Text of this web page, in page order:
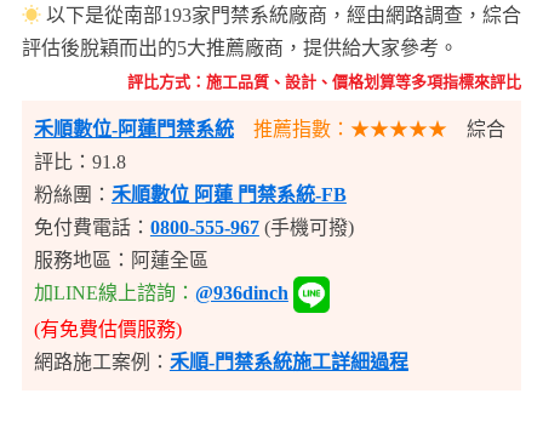
☀以下是從南部193家門禁系統廠商，經由網路調查，綜合
評估後脫穎而出的5大推薦廠商，提供給大家參考。
評比方式：施工品質、設計、價格划算等多項指標來評比
禾順數位-阿蓮門禁系統 推薦指數：★★★★★
綜合
評比：91.8
粉絲團： 禾順數位 阿蓮 門禁系統-FB
免付費電話： 0800-555-967(手機可撥)
服務地區：阿蓮全區
加LINE線上諮詢： @936dinch
(有免費估價服務)
網路施工案例： 禾順-門禁系統施工詳細過程